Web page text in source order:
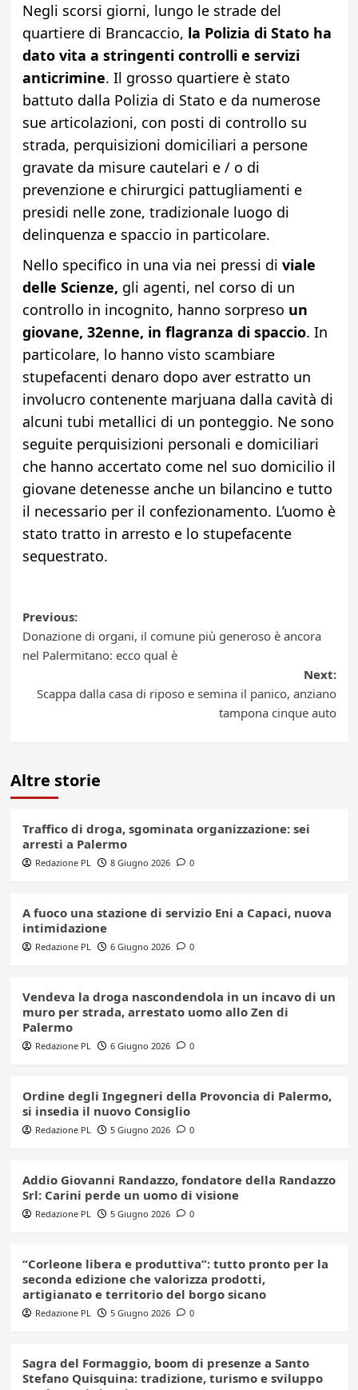
Negli scorsi giorni, lungo le strade del
quartiere di Brancaccio, la Polizia di Stato ha
dato vita a stringenti controlli e servizi
anticrimine. Il grosso quartiere è stato
battuto dalla Polizia di Stato e da numerose
sue articolazioni, con posti di controllo su
strada, perquisizioni domiciliari a persone
gravate da misure cautelari e / o di
prevenzione e chirurgici pattugliamenti e
presidi nelle zone, tradizionale luogo di
delinquenza e spaccio in particolare.
Nello specifico in una via nei pressi di viale
delle Scienze, gli agenti, nel corso di un
controllo in incognito, hanno sorpreso un
giovane, 32enne, in flagranza di spaccio. In
particolare, lo hanno visto scambiare
stupefacenti denaro dopo aver estratto un
involucro contenente marjuana dalla cavità di
alcuni tubi metallici di un ponteggio. Ne sono
seguite perquisizioni personali e domiciliari
che hanno accertato come nel suo domicilio il
giovane detenesse anche un bilancino e tutto
il necessario per il confezionamento. L’uomo è
stato tratto in arresto e lo stupefacente
sequestrato.
Post
navigation
Previous:
Donazione di organi, il comune più generoso è ancora
nel Palermitano: ecco qual è
Next:
Scappa dalla casa di riposo e semina il panico, anziano
tampona cinque auto
Altre storie
Traffico di droga, sgominata organizzazione: sei
arresti a Palermo
Redazione PL 8 Giugno 2026 0
A fuoco una stazione di servizio Eni a Capaci, nuova
intimidazione
Redazione PL 6 Giugno 2026 0
Vendeva la droga nascondendola in un incavo di un
muro per strada, arrestato uomo allo Zen di
Palermo
Redazione PL 6 Giugno 2026 0
Ordine degli Ingegneri della Provoncia di Palermo,
si insedia il nuovo Consiglio
Redazione PL 5 Giugno 2026 0
Addio Giovanni Randazzo, fondatore della Randazzo
Srl: Carini perde un uomo di visione
Redazione PL 5 Giugno 2026 0
“Corleone libera e produttiva”: tutto pronto per la
seconda edizione che valorizza prodotti,
artigianato e territorio del borgo sicano
Redazione PL 5 Giugno 2026 0
Sagra del Formaggio, boom di presenze a Santo
Stefano Quisquina: tradizione, turismo e sviluppo